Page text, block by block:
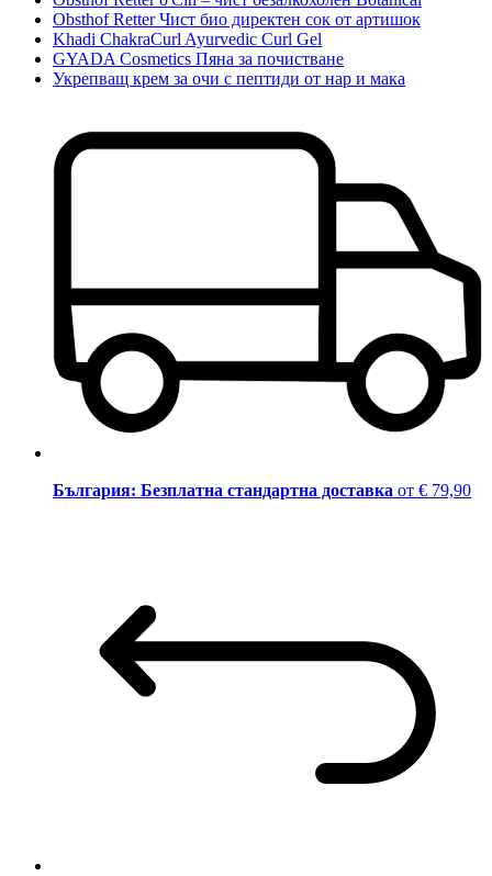
Obsthof Retter Чист био директен сок от артишок
Khadi ChakraCurl Ayurvedic Curl Gel
GYADA Cosmetics Пяна за почистване
Укрепващ крем за очи с пептиди от нар и мака
България: Безплатна стандартна доставка от € 79,90